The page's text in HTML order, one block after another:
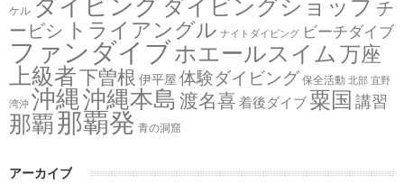
ケル ダイビング ダイビングショップチ
ービシ トライアングル ナイトダイビング ビーチダイブ
ファンダイブホエールスイム 万座
上級者下曽根 伊平屋 体験ダイビング 保全活動 北部 宜野
湾沖 沖縄沖縄本島 渡名喜 着後ダイブ 粟国 講習
那覇 那覇発 青の洞窟
アーカイブ